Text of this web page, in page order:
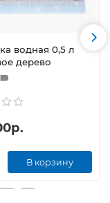
водная 0,5 л
дерево
В корзину